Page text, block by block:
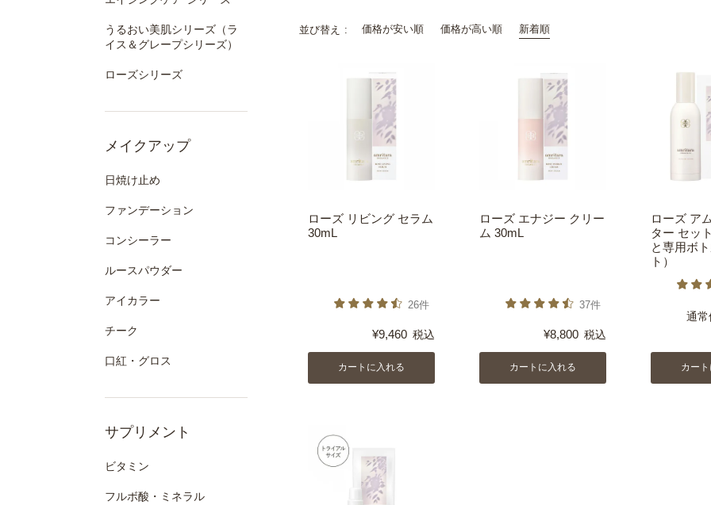
うるおい美肌シリーズ（ラ
イス＆グレープシリーズ）
ローズシリーズ
メイクアップ
日焼け止め
ファンデーション
コンシーラー
ルースパウダー
アイカラー
チーク
口紅・グロス
サプリメント
ビタミン
フルボ酸・ミネラル
並び替え 価格が安い順 価格が高い順 新着順
ローズ リビング セラム
30mL
26件
¥9,460 税込
カートに入れる
ローズ エナジー クリー
ム 30mL
37件
¥8,800 税込
カートに入れる
ローズ ア
ター セッ
と専用ボ
ト）
通
カー